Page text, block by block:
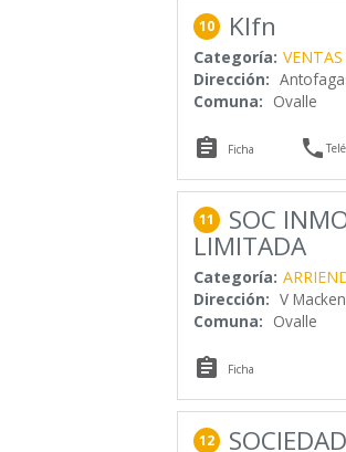
10 Klfn
Categoría:
Dirección:
Comuna: Ovalle
 Ficha 
11 SOC
LIMITADA
Categoría:
Dirección: V
Comuna: Ovalle
 Ficha
12